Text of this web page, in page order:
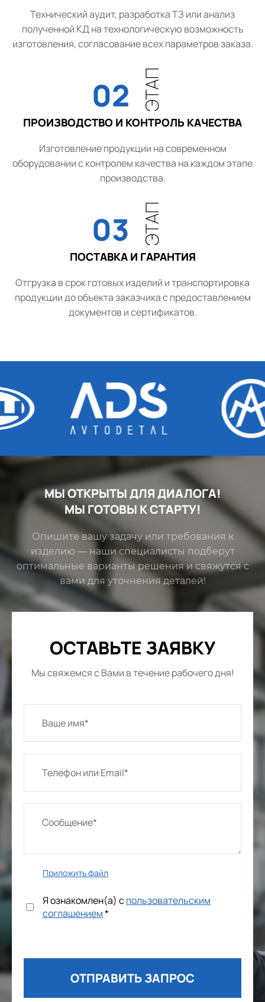
Технический аудит, разработка ТЗ или анализ
полученной КД на технологическую возможность
изготовления, согласование всех параметров заказа.
02 ЭТАП
ПРОИЗВОДСТВО И КОНТРОЛЬ КАЧЕСТВА
Изготовление продукции на современном
оборудовании с контролем качества на каждом этапе
производства.
03 ЭТАП
ПОСТАВКА И ГАРАНТИЯ
Отгрузка в срок готовых изделий и транспортировка
продукции до объекта заказчика с предоставлением
документов и сертификатов.
ОСТАВЬТЕ ЗАЯВКУ
Мы свяжемся с Вами в течение рабочего дня!
Приложить файл
Я ознакомлен(а) спользовательским
соглашением*
ОТПРАВИТЬ ЗАПРОС
МЫ ОТКРЫТЫ ДЛЯ ДИАЛОГА!
МЫ ГОТОВЫ К СТАРТУ!
Опишите вашу задачу или требования к
изделию — наши специалисты подберут
оптимальные варианты решения и свяжутся с
вами для уточнения деталей!